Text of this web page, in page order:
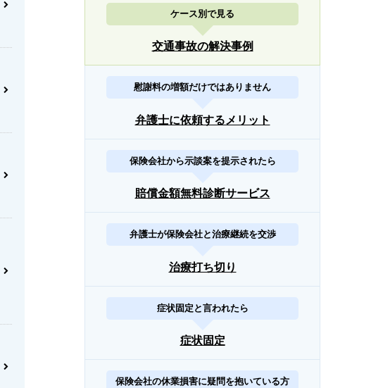
ケース別で見る
交通事故の解決事例
慰謝料の増額だけではありません
弁護士に依頼するメリット
保険会社から示談案を提示されたら
賠償金額無料診断サービス
弁護士が保険会社と治療継続を交渉
治療打ち切り
症状固定と言われたら
症状固定
保険会社の休業損害に疑問を抱いている方